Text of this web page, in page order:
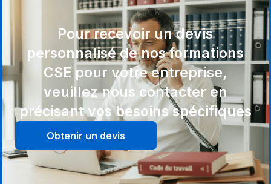
Pour recevoir un devis
personnalisé de nos formations
CSE pour votre entreprise,
veuillez nous contacter en
précisant vos besoins spécifiques
Obtenir un devis